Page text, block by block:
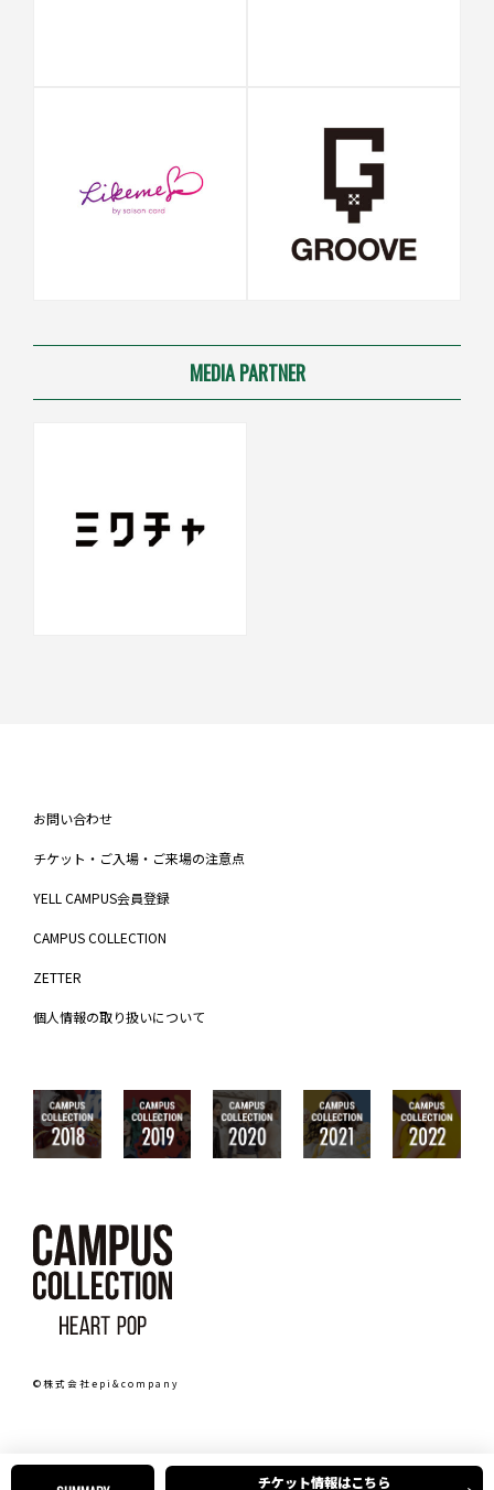
チケット情報はこちら
MEDIA PARTNER
お問い合わせ
チケット・ご入場・ご来場の注意点
YELL CAMPUS会員登録
CAMPUS COLLECTION
ZETTER
個人情報の取り扱いについて
©株式会社epi&company